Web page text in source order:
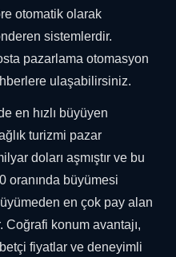
otomatik olarak
sistemlerdir.
pazarlama otomasyon
ulaşabilirsiniz.
en hızlı büyüyen
turizmi pazar
doları aşmıştır ve bu
oranında büyümesi
en çok pay alan
Coğrafi konum avantajı,
fiyatlar ve deneyimli